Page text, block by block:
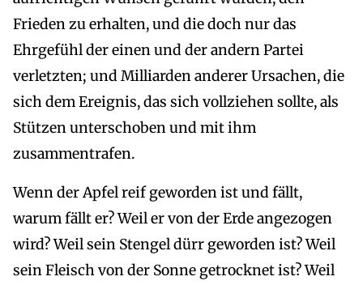
Frieden zu erhalten, und die doch nur das
Ehrgefühl der einen und der andern Partei
verletzten; und Milliarden anderer Ursachen, die
sich dem Ereignis, das sich vollziehen sollte, als
Stützen unterschoben und mit ihm
zusammentrafen.
Wenn der Apfel reif geworden ist und fällt,
warum fällt er? Weil er von der Erde angezogen
wird? Weil sein Stengel dürr geworden ist? Weil
sein Fleisch von der Sonne getrocknet ist? Weil